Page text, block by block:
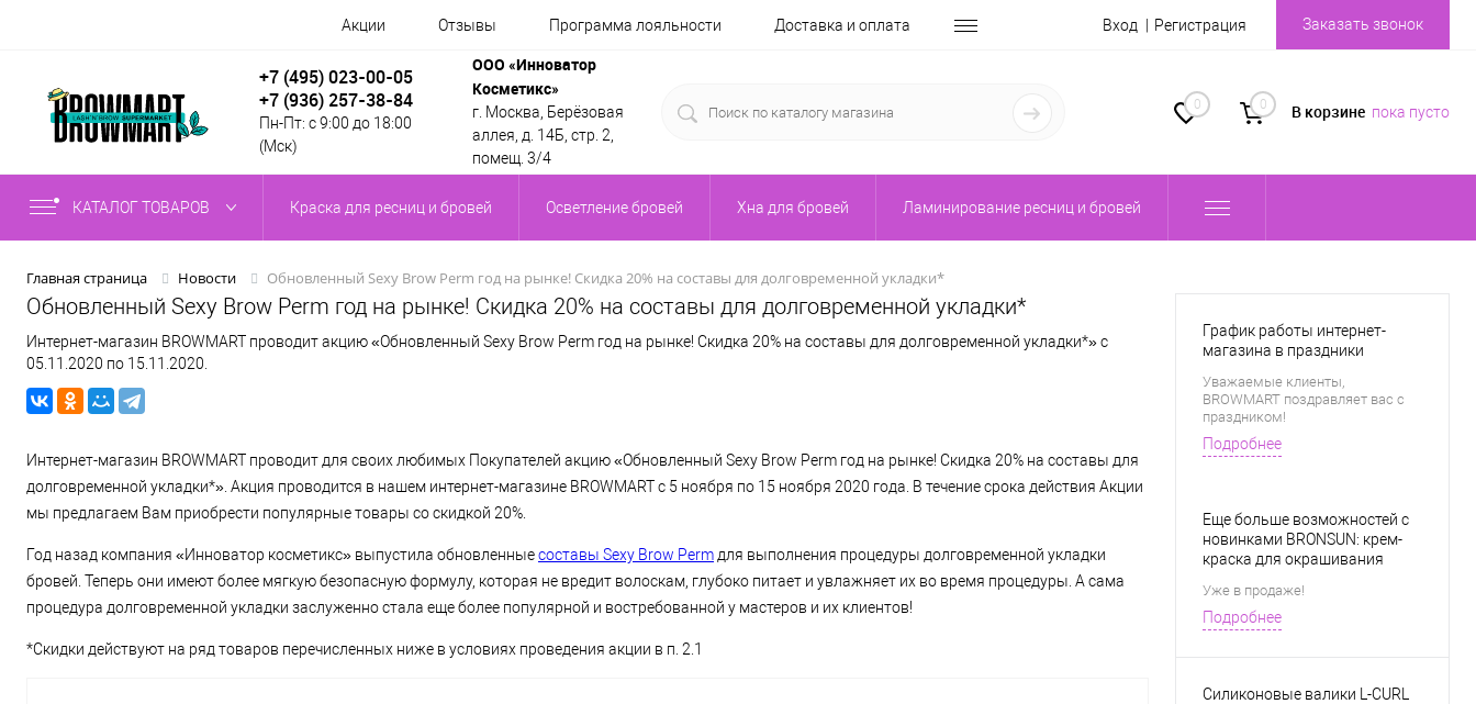
Акции Отзывы Программа лояльности Доставка и оплата Вход Регистрация Заказать звонок
+7 (495) 023-00-05
+7 (936) 257-38-84
Пн-Пт: с 9:00 до 18:00
(Мск)
ООО «Инноватор
Косметикс»
г. Москва, Берёзовая
аллея, д. 14Б, стр. 2,
помещ. 3/4
0 0 В корзине пока пусто
КАТАЛОГ ТОВАРОВ Краска для ресниц и бровей Осветление бровей Хна для бровей Ламинирование ресниц и бровей
Главная страница Новости Обновленный Sexy Brow Perm год на рынке! Скидка 20% на составы для долговременной укладки*
Обновленный Sexy Brow Perm год на рынке! Скидка 20% на составы для долговременной укладки*
Интернет-магазин BROWMART проводит акцию «Обновленный Sexy Brow Perm год на рынке! Скидка 20% на составы для долговременной укладки*» с
05.11.2020 по 15.11.2020.
Интернет-магазин BROWMART проводит для своих любимых Покупателей акцию «Обновленный Sexy Brow Perm год на рынке! Скидка 20% на составы для
долговременной укладки*». Акция проводится в нашем интернет-магазине BROWMART с 5 ноября по 15 ноября 2020 года. В течение срока действия Акции
мы предлагаем Вам приобрести популярные товары со скидкой 20%.
Год назад компания «Инноватор косметикс» выпустила обновленныесоставы Sexy Brow Perm для выполнения процедуры долговременной укладки
бровей. Теперь они имеют более мягкую безопасную формулу, которая не вредит волоскам, глубоко питает и увлажняет их во время процедуры. А сама
процедура долговременной укладки заслуженно стала еще более популярной и востребованной у мастеров и их клиентов!
*Скидки действуют на ряд товаров перечисленных ниже в условиях проведения акции в п. 2.1
График работы интернет-
магазина в праздники
Уважаемые клиенты,
BROWMART поздравляет вас с
праздником!
Подробнее
Еще больше возможностей с
новинками BRONSUN: крем-
краска для окрашивания
техниках и разбавитель для
создания новых оттенков.
Уже в продаже!
Подробнее
Силиконовые валики L-CURL